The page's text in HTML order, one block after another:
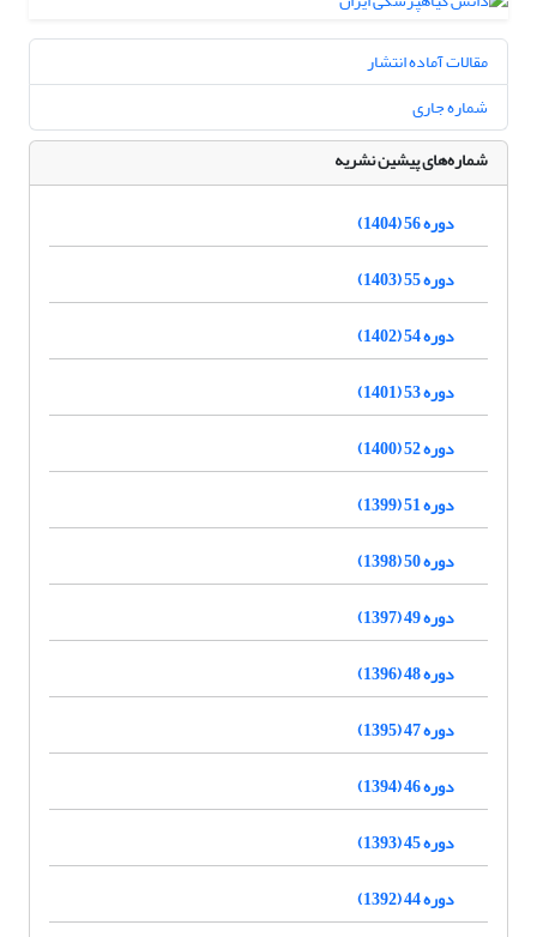
مقالات آماده انتشار
شماره جاری
شماره‌های پیشین نشریه
دوره 56 (1404)
دوره 55 (1403)
دوره 54 (1402)
دوره 53 (1401)
دوره 52 (1400)
دوره 51 (1399)
دوره 50 (1398)
دوره 49 (1397)
دوره 48 (1396)
دوره 47 (1395)
دوره 46 (1394)
دوره 45 (1393)
دوره 44 (1392)